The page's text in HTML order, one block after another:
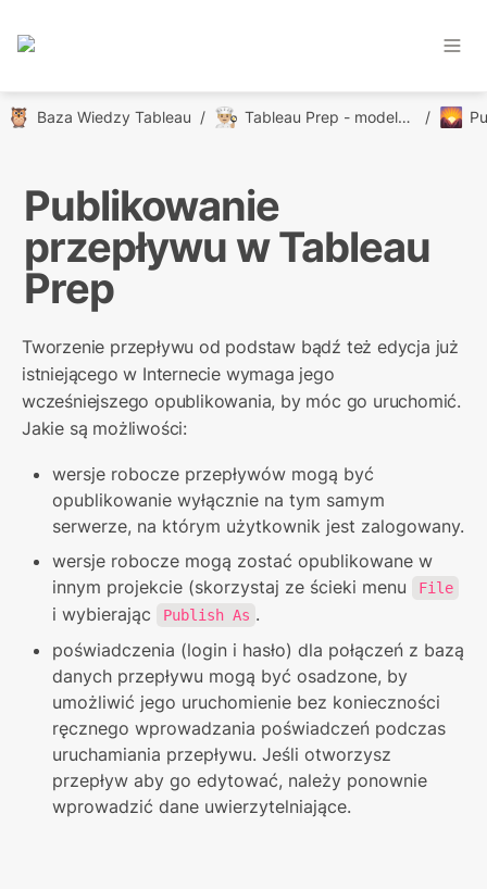
🦉 Baza Wiedzy Tableau / 👨🏼‍🍳 Tableau Prep - modelowanie danych / 🌄
Publikowanie
przepływu w Tableau
Prep
Tworzenie przepływu od podstaw bądź też edycja już
istniejącego w Internecie wymaga jego
wcześniejszego opublikowania, by móc go uruchomić.
Jakie są możliwości:
wersje robocze przepływów mogą być
opublikowanie wyłącznie na tym samym
serwerze, na którym użytkownik jest zalogowany.
wersje robocze mogą zostać opublikowane w
innym projekcie (skorzystaj ze ścieki menu
File
i wybierając Publish As .
poświadczenia (login i hasło) dla połączeń z bazą
danych przepływu mogą być osadzone, by
umożliwić jego uruchomienie bez konieczności
ręcznego wprowadzania poświadczeń podczas
uruchamiania przepływu. Jeśli otworzysz
przepływ aby go edytować, należy ponownie
wprowadzić dane uwierzytelniające.